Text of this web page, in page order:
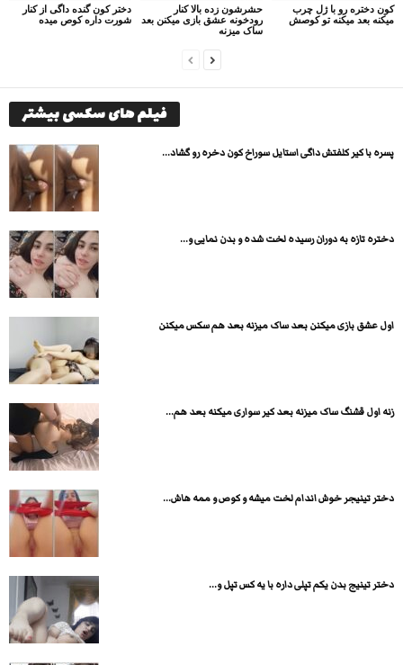
دختر کون گنده داگی از کنار
شورت داره کوص میده
حشرشون زده بالا کنار
رودخونه عشق بازی میکنن بعد
ساک میزنه
کون دختره رو با ژل چرب
میکنه بعد میکنه تو کوصش
فیلم های سکسی بیشتر
پسره با کیر کلفتش داگی استایل سوراخ کون دخره رو گشاد...
دختره تازه به دوران رسیده لخت شده و بدن نمایی و...
اول عشق بازی میکنن بعد ساک میزنه بعد هم سکس میکنن
زنه اول قشنگ ساک میزنه بعد کیر سواری میکنه بعد هم...
دختر تینیجر خوش اندام لخت میشه و کوص و ممه هاش...
دختر تینیج بدن یکم تپلی داره با یه کس تپل و...